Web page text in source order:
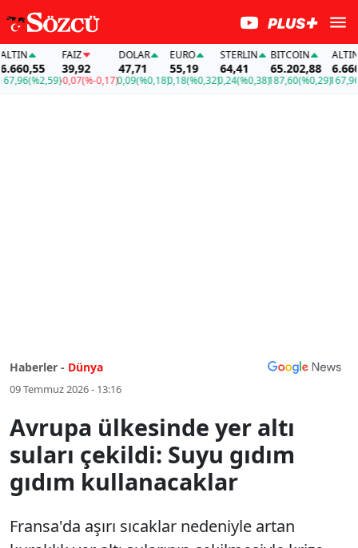
(%2,59)
FAİZ
39,92
-0,07(%-0,17)
DOLAR
47,71
0,09(%0,18)
EURO
55,19
0,18(%0,32)
STERLIN
64,41
0,24(%0,38)
BITCOIN
65.202,88
187,60(%0,29)
ALTIN
167,96
Haberler - Dünya
09 Temmuz 2026 - 13:16
Avrupa ülkesinde yer altı
suları çekildi: Suyu gıdım
gıdım kullanacaklar
Fransa'da aşırı sıcaklar nedeniyle artan